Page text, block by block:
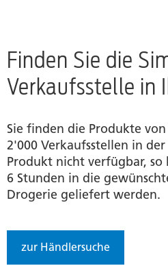
Finden Sie die
Verkaufsstelle in
Sie finden die Produkte
2'000 Verkaufsstellen in der
Produkt nicht verfügbar, so
6 Stunden in die
Drogerie geliefert werden.
zur Händlersuche